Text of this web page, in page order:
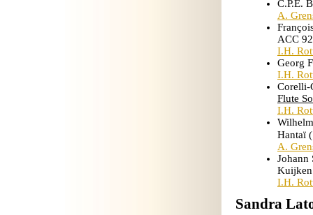
C.P.E.
A.
ACC
I.H.
Georg
I.H.
Corelli-
Flute
I.H.
Hantaï
A.
Johann
Kuijken
I.H.
Sandra